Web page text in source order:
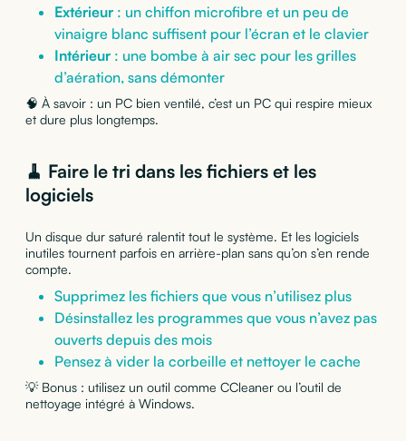
Extérieur: un chiffon microfibre et un peu de
vinaigre blanc suffisent pour l’écran et le clavier
Intérieur: une bombe à air sec pour les grilles
d’aération, sans démonter
🧠 À savoir : un PC bien ventilé, c’est un PC qui respire mieux
et dure plus longtemps.
🧹 Faire le tri dans les fichiers et les
logiciels
Un disque dur saturé ralentit tout le système. Et les logiciels
inutiles tournent parfois en arrière-plan sans qu’on s’en rende
compte.
Supprimez les fichiers que vous n’utilisez plus
Désinstallez les programmes que vous n’avez pas
ouverts depuis des mois
Pensez à vider la corbeille et nettoyer le cache
💡 Bonus : utilisez un outil comme CCleaner ou l’outil de
nettoyage intégré à Windows.